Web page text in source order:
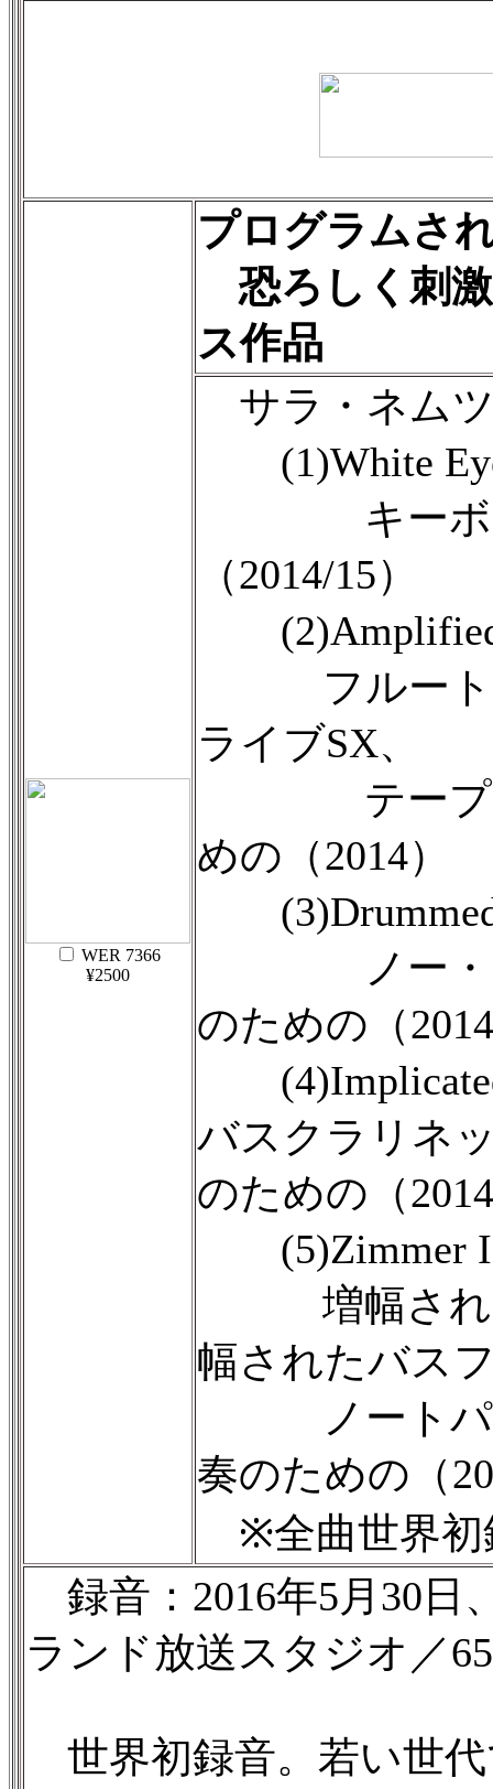
WER 7366
¥2500
プログラムさ
恐ろしく刺
ス作品
サラ・ネム
(1)White
キーボー
（2014/15）
(2)Amplified
フルート、
ライブSX、
テープ、ラ
めの（2014）
(3)Drummed
ノー・ド
のための（
(4)Implicated
バスクラリネ
のための（
(5)Zimmer
増幅された
幅されたバス
ノートパソ
奏のための（
※全曲世界初
録音：2016年5月30日
ランド放送スタジオ／
世界初録音。若い世